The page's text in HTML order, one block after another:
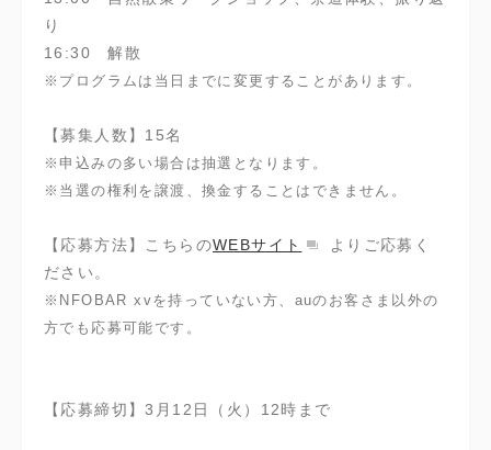
り
16:30 解散
※プログラムは当日までに変更することがあります。
【募集人数】15名
※申込みの多い場合は抽選となります。
※当選の権利を譲渡、換金することはできません。
【応募方法】こちらのWEBサイト
よりご応募く
ださい。
※NFOBAR xvを持っていない方、auのお客さま以外の
方でも応募可能です。
【応募締切】3月12日（火）12時まで